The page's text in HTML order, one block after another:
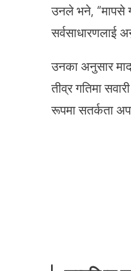
उनले भने, “मापसे
सर्वसाधारणलाई
उनका अनुसार
तीव्र गतिमा
रूपमा सतर्कता